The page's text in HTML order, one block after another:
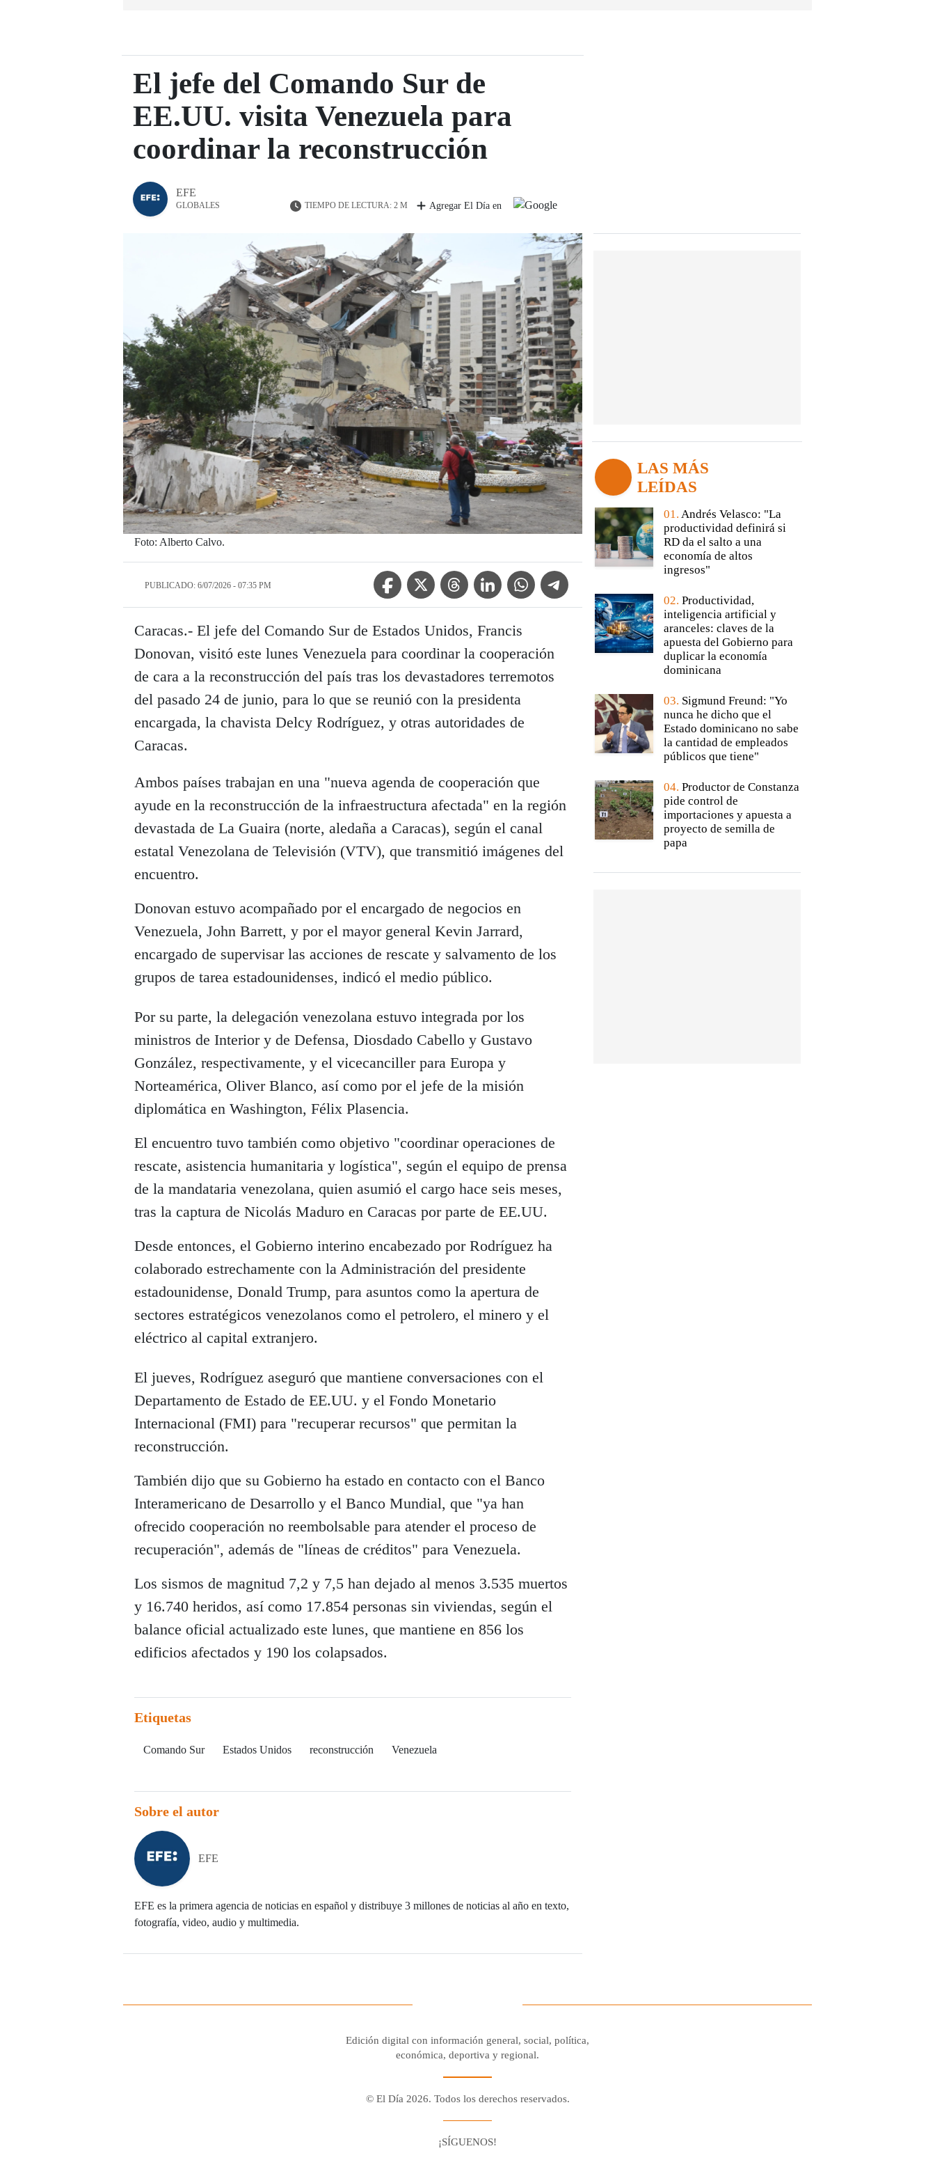
El jefe del Comando Sur de
EE.UU. visita Venezuela para
coordinar la reconstrucción
EFE
GLOBALES TIEMPO DE LECTURA: 2 M Agregar El Día en
Foto: Alberto Calvo.
PUBLICADO: 6/07/2026 - 07:35 PM
Facebook IconTwitter IconThreads IconLinkedin IconWhatsApp IconTelegram Icon
Caracas.- El jefe del Comando Sur de Estados Unidos, Francis
Donovan, visitó este lunes Venezuela para coordinar la cooperación
de cara a la reconstrucción del país tras los devastadores terremotos
del pasado 24 de junio, para lo que se reunió con la presidenta
encargada, la chavista Delcy Rodríguez, y otras autoridades de
Caracas.
Ambos países trabajan en una "nueva agenda de cooperación que
ayude en la reconstrucción de la infraestructura afectada" en la región
devastada de La Guaira (norte, aledaña a Caracas), según el canal
estatal Venezolana de Televisión (VTV), que transmitió imágenes del
encuentro.
Donovan estuvo acompañado por el encargado de negocios en
Venezuela, John Barrett, y por el mayor general Kevin Jarrard,
encargado de supervisar las acciones de rescate y salvamento de los
grupos de tarea estadounidenses, indicó el medio público.
Por su parte, la delegación venezolana estuvo integrada por los
ministros de Interior y de Defensa, Diosdado Cabello y Gustavo
González, respectivamente, y el vicecanciller para Europa y
Norteamérica, Oliver Blanco, así como por el jefe de la misión
diplomática en Washington, Félix Plasencia.
El encuentro tuvo también como objetivo "coordinar operaciones de
rescate, asistencia humanitaria y logística", según el equipo de prensa
de la mandataria venezolana, quien asumió el cargo hace seis meses,
tras la captura de Nicolás Maduro en Caracas por parte de EE.UU.
Desde entonces, el Gobierno interino encabezado por Rodríguez ha
colaborado estrechamente con la Administración del presidente
estadounidense, Donald Trump, para asuntos como la apertura de
sectores estratégicos venezolanos como el petrolero, el minero y el
eléctrico al capital extranjero.
El jueves, Rodríguez aseguró que mantiene conversaciones con el
Departamento de Estado de EE.UU. y el Fondo Monetario
Internacional (FMI) para "recuperar recursos" que permitan la
reconstrucción.
También dijo que su Gobierno ha estado en contacto con el Banco
Interamericano de Desarrollo y el Banco Mundial, que "ya han
ofrecido cooperación no reembolsable para atender el proceso de
recuperación", además de "líneas de créditos" para Venezuela.
Los sismos de magnitud 7,2 y 7,5 han dejado al menos 3.535 muertos
y 16.740 heridos, así como 17.854 personas sin viviendas, según el
balance oficial actualizado este lunes, que mantiene en 856 los
edificios afectados y 190 los colapsados.
Etiquetas
Comando Sur Estados Unidos reconstrucción Venezuela
Sobre el autor
EFE
EFE es la primera agencia de noticias en español y distribuye 3 millones de noticias al año en texto,
fotografía, video, audio y multimedia.
LAS MÁS
LEÍDAS
01. Andrés Velasco: "La
productividad definirá si
RD da el salto a una
economía de altos
ingresos"
02. Productividad,
inteligencia artificial y
aranceles: claves de la
apuesta del Gobierno para
duplicar la economía
dominicana
03. Sigmund Freund: "Yo
nunca he dicho que el
Estado dominicano no sabe
la cantidad de empleados
públicos que tiene"
04. Productor de Constanza
pide control de
importaciones y apuesta a
proyecto de semilla de
papa
Edición digital con información general, social, política,
económica, deportiva y regional.
© El Día 2026. Todos los derechos reservados.
¡SÍGUENOS!